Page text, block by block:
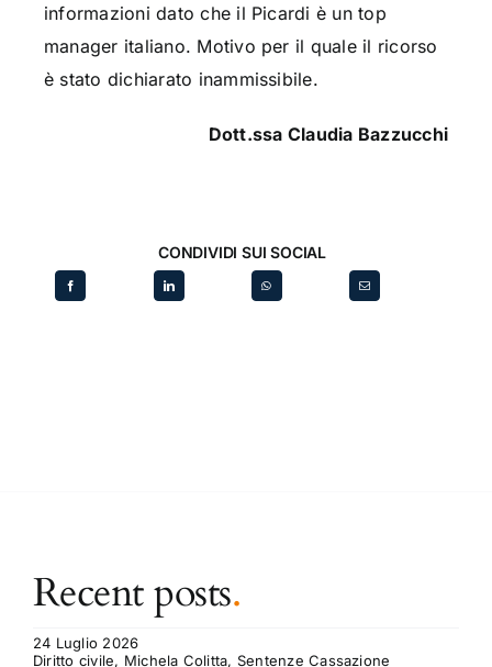
informazioni dato che il Picardi è un top
manager italiano. Motivo per il quale il ricorso
è stato dichiarato inammissibile.
Dott.ssa Claudia Bazzucchi
CONDIVIDI SUI SOCIAL
Recent posts.
24 Luglio 2026
Diritto civile, Michela Colitta, Sentenze Cassazione